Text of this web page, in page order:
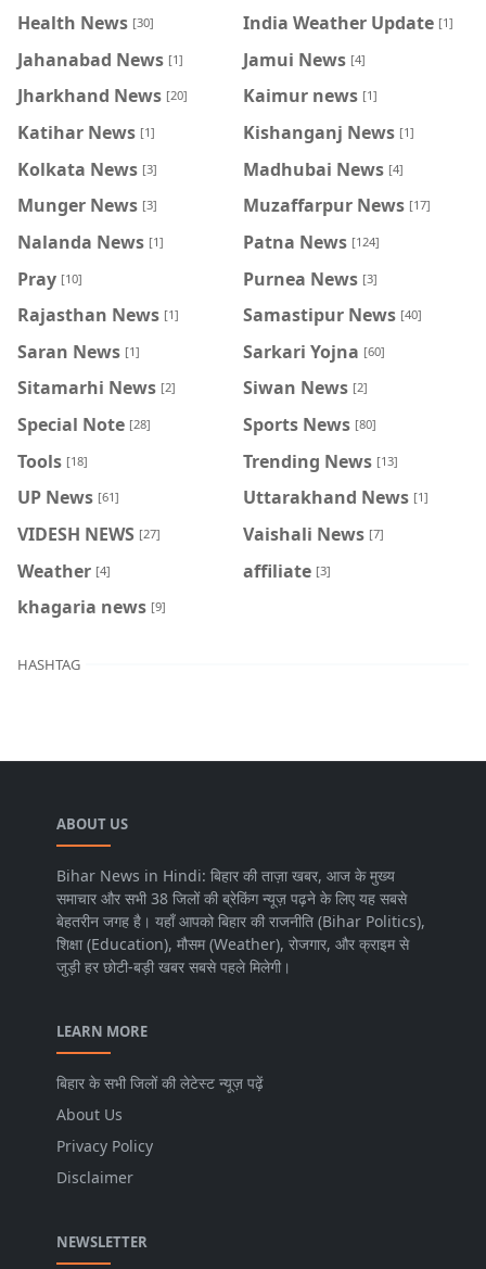
Health News [30] India Weather Update [1]
Jahanabad News [1] Jamui News [4]
Jharkhand News [20] Kaimur news [1]
Katihar News [1] Kishanganj News [1]
Kolkata News [3] Madhubai News [4]
Munger News [3] Muzaffarpur News [17]
Nalanda News [1] Patna News [124]
Pray [10] Purnea News [3]
Rajasthan News [1] Samastipur News [40]
Saran News [1] Sarkari Yojna [60]
Sitamarhi News [2] Siwan News [2]
Special Note [28] Sports News [80]
Tools [18] Trending News [13]
UP News [61] Uttarakhand News [1]
VIDESH NEWS [27] Vaishali News [7]
Weather [4] affiliate [3]
khagaria news [9]
HASHTAG
ABOUT US
Bihar News in Hindi: बिहार की ताज़ा खबर, आज के मुख्य
समाचार और सभी 38 जिलों की ब्रेकिंग न्यूज़ पढ़ने के लिए यह सबसे
बेहतरीन जगह है। यहाँ आपको बिहार की राजनीति (Bihar Politics),
शिक्षा (Education), मौसम (Weather), रोजगार, और क्राइम से
जुड़ी हर छोटी-बड़ी खबर सबसे पहले मिलेगी।
LEARN MORE
बिहार के सभी जिलों की लेटेस्ट न्यूज़ पढ़ें
About Us
Privacy Policy
Disclaimer
NEWSLETTER